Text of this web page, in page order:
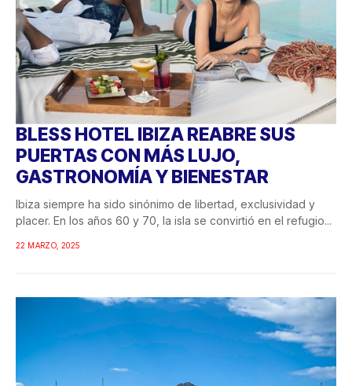
BLESS HOTEL IBIZA REABRE SUS
PUERTAS CON MÁS LUJO,
GASTRONOMÍA Y BIENESTAR
Ibiza siempre ha sido sinónimo de libertad, exclusividad y
placer. En los años 60 y 70, la isla se convirtió en el refugio...
22 MARZO, 2025